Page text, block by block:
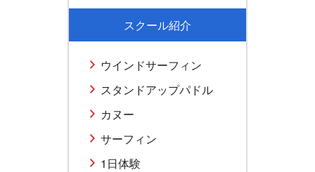
スクール紹介
ウインドサーフィン
スタンドアップパドル
カヌー
サーフィン
1日体験